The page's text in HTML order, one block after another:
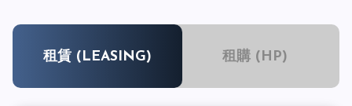
租賃 (LEASING) 租購 (HP)